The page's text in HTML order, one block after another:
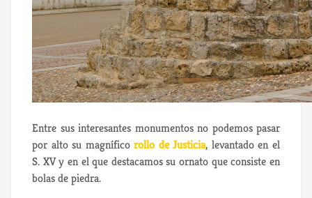
Entre sus interesantes monumentos no podemos pasar
por alto su magníficorollo de Justicia, levantado en el
S. XV y en el que destacamos su ornato que consiste en
bolas de piedra.